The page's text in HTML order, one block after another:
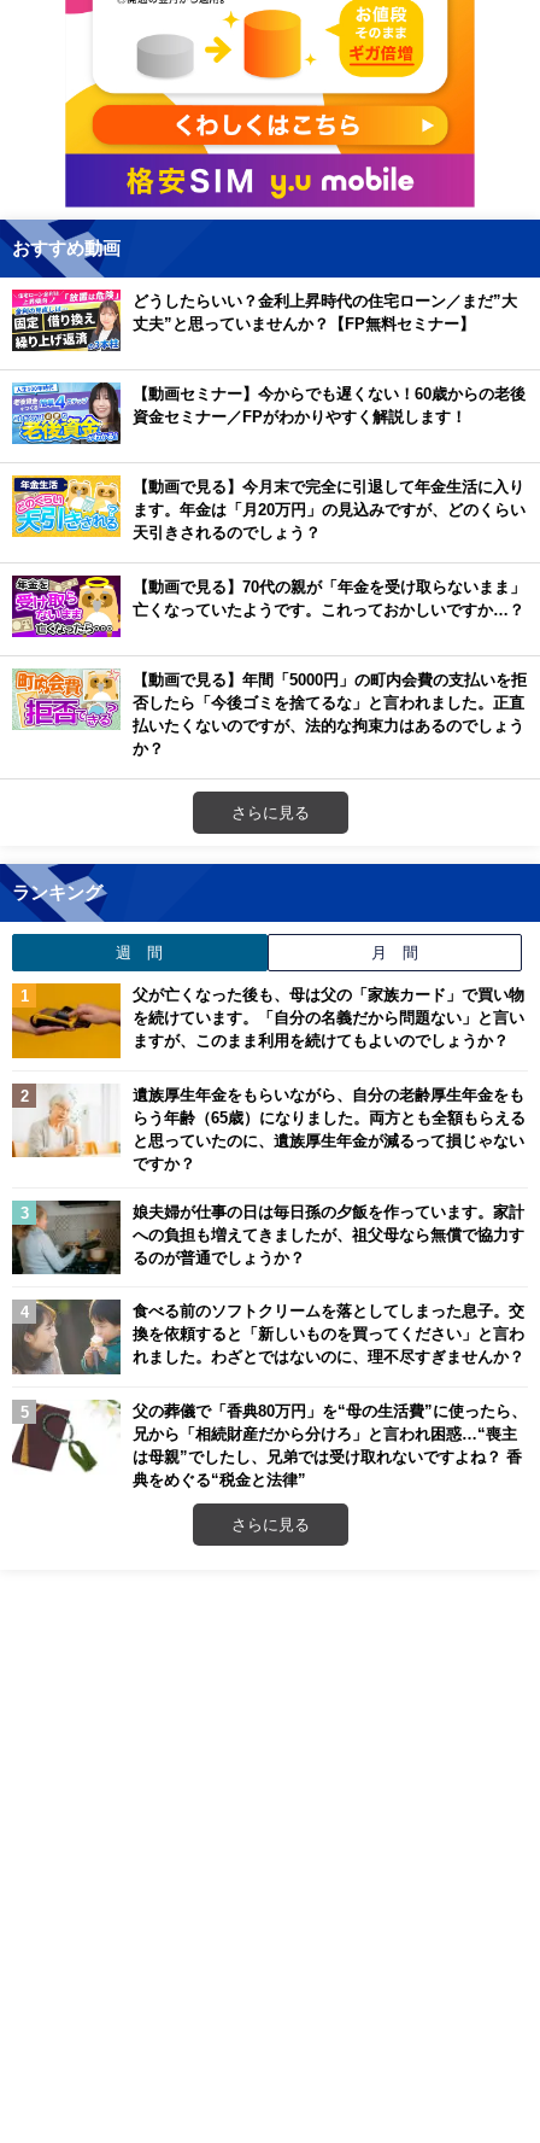
おすすめ動画
どうしたらいい？金利上昇時代の住宅ローン／まだ”大
丈夫”と思っていませんか？【FP無料セミナー】
【動画セミナー】今からでも遅くない！60歳からの老後
資金セミナー／FPがわかりやすく解説します！
【動画で見る】今月末で完全に引退して年金生活に入り
ます。年金は「月20万円」の見込みですが、どのくらい
天引きされるのでしょう？
【動画で見る】70代の親が「年金を受け取らないまま」
亡くなっていたようです。これっておかしいですか…？
【動画で見る】年間「5000円」の町内会費の支払いを拒
否したら「今後ゴミを捨てるな」と言われました。正直
払いたくないのですが、法的な拘束力はあるのでしょう
か？
さらに見る
ランキング
週 間 月 間
父が亡くなった後も、母は父の「家族カード」で買い物
を続けています。「自分の名義だから問題ない」と言い
ますが、このまま利用を続けてもよいのでしょうか？
遺族厚生年金をもらいながら、自分の老齢厚生年金をも
らう年齢（65歳）になりました。両方とも全額もらえる
と思っていたのに、遺族厚生年金が減るって損じゃない
ですか？
娘夫婦が仕事の日は毎日孫の夕飯を作っています。家計
への負担も増えてきましたが、祖父母なら無償で協力す
るのが普通でしょうか？
食べる前のソフトクリームを落としてしまった息子。交
換を依頼すると「新しいものを買ってください」と言わ
れました。わざとではないのに、理不尽すぎませんか？
父の葬儀で「香典80万円」を“母の生活費”に使ったら、
兄から「相続財産だから分けろ」と言われ困惑…“喪主
は母親”でしたし、兄弟では受け取れないですよね？ 香
典をめぐる“税金と法律”
さらに見る